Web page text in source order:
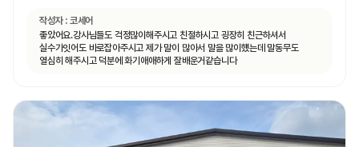
작성자 : 코세어
좋았어요.강사님들도 걱정많이해주시고 친절하시고 굉장히 친근하셔서
실수가잇어도 바로잡아주시고 제가 말이 많아서 말을 많이헀는데 말동무도
열심히 해주시고 덕분에 화기애애하게 잘배운거같습니다